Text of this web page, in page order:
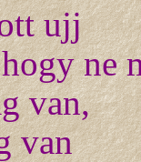
ujj
ne
van,
van